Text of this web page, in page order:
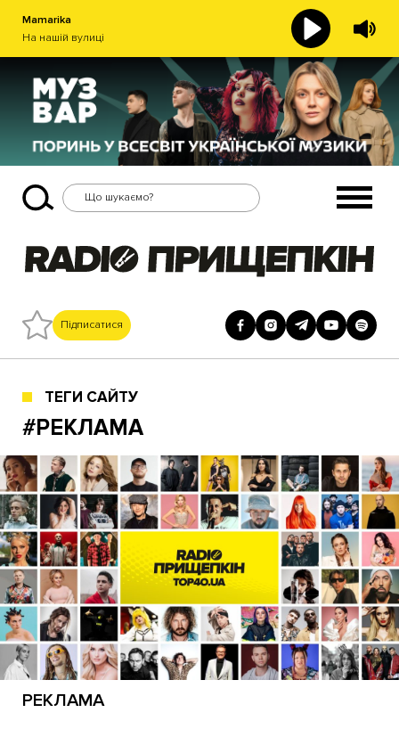
Mamarika
На нашій вулиці
Підписатися
ТЕГИ САЙТУ
#РЕКЛАМА
РЕКЛАМА